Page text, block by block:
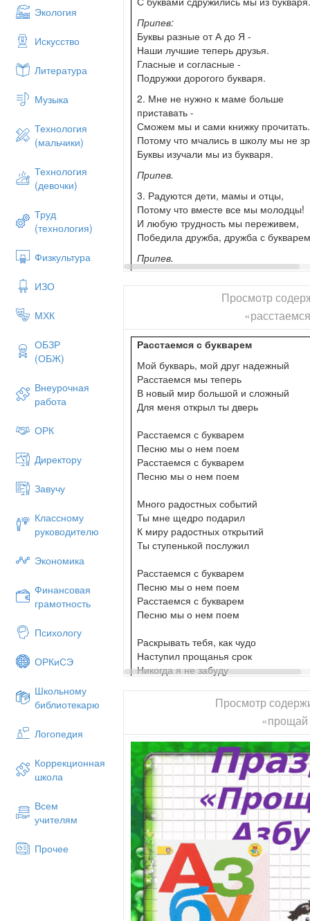
Экология
Искусство
Литература
Музыка
Технология
(мальчики)
Технология
(девочки)
Труд
(технология)
Физкультура
ИЗО
МХК
ОБЗР
(ОБЖ)
Внеурочная
работа
ОРК
Директору
Завучу
Классному
руководителю
Экономика
Финансовая
грамотность
Психологу
ОРКиСЭ
Школьному
библиотекарю
Логопедия
Коррекционная
школа
Всем
учителям
Прочее
Припев:
Буквы разные от А до Я -
Наши лучшие теперь друзья.
Гласные и согласные -
Подружки дорогого букваря.
2. Мне не нужно к маме больше
приставать -
Сможем мы и сами книжку прочитать.
Потому что мчались в школу мы не
Буквы изучали мы из букваря.
Припев.
3. Радуются дети, мамы и отцы,
Потому что вместе все мы молодцы!
И любую трудность мы переживем,
Победила дружба, дружба с
Припев.
Просмотр
Расстаемся с букварем
Мой букварь, мой друг надежный
Расстаемся мы теперь
В новый мир большой и сложный
Для меня открыл ты дверь
Расстаемся с букварем
Песню мы о нем поем
Расстаемся с букварем
Песню мы о нем поем
Много радостных событий
Ты мне щедро подарил
К миру радостных открытий
Ты ступенькой послужил
Расстаемся с букварем
Песню мы о нем поем
Расстаемся с букварем
Песню мы о нем поем
Раскрывать тебя, как чудо
Наступил прощанья срок
Никогда я не забуду
Расстаемся с букварем
Расстаемся с букварем
Песню мы о нем поем
Просмотр